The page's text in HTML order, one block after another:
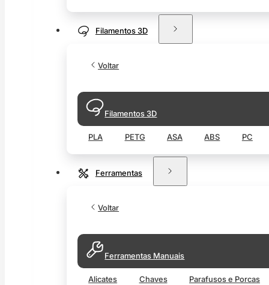
Filamentos 3D
Voltar
Filamentos 3D
PLA PETG ASA ABS PC
Ferramentas
Voltar
Ferramentas Manuais
Alicates Chaves Parafusos e Porcas